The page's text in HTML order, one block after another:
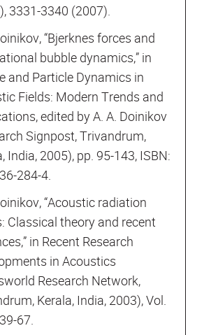
3331-3340 (2007).
“Bjerknes forces and
bubble dynamics,” in
and Particle Dynamics in
Fields: Modern Trends and
edited by A. A. Doinikov
Signpost, Trivandrum,
India, 2005), pp. 95-143, ISBN:
284-4.
“Acoustic radiation
Classical theory and recent
in Recent Research
in Acoustics
Research Network,
Kerala, India, 2003), Vol.
67.